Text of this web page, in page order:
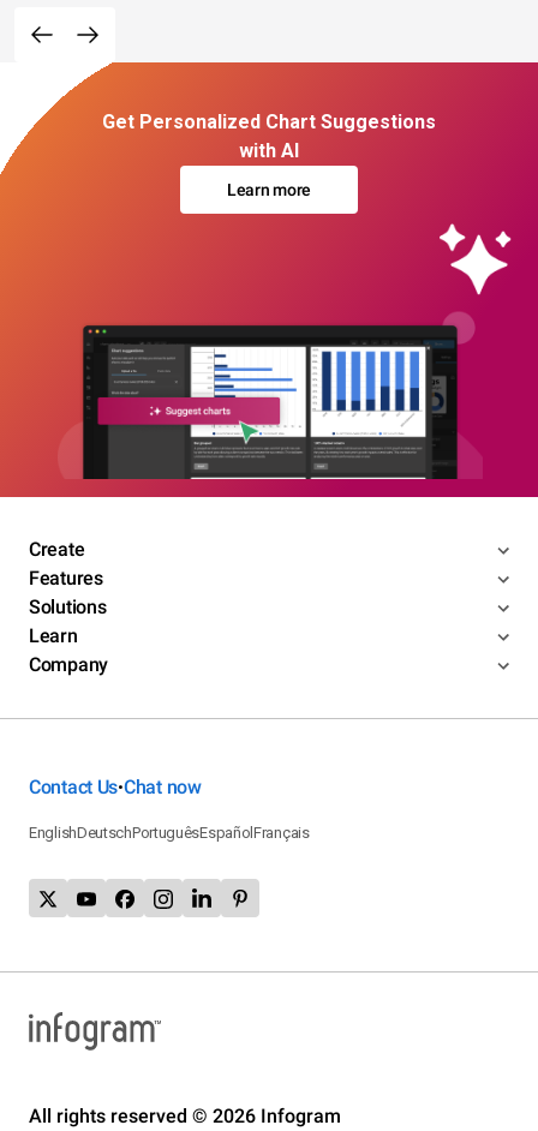
Get Personalized Chart Suggestions
with AI
Learn more
Create
Features
Solutions
Learn
Company
Contact Us•Chat now
EnglishDeutschPortuguêsEspañolFrançais
All rights reserved © 2026 Infogram